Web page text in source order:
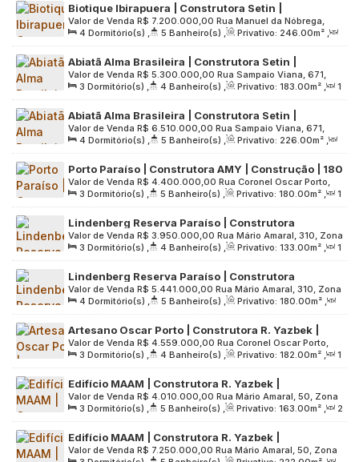
Terreno: 3266.00m²
Biotique Ibirapuera | Construtora Setin |
Construção | 246 metros | 04 suítes | 04 vagas
R$ 7.200.000,00
Valor de Venda
Rua Manuel da Nóbrega,
778, Zona Sul, 04001-002, Paraíso, São Paulo, São Paulo,
Brasil
4 Dormitório(s) , 5 Banheiro(s) , Privativo: 246.00m² ,
2 Sala(s) , 4 Suíte(s) , 4 Vaga(s) , Útil: 246.00m² ,
Terreno: 2575 .00m²
Abiatã Alma Brasileira | Construtora Setin |
Construção | 183 metros | 03 suítes | depósito |
hall privativo | 03 vagas
R$ 5.300.000,00
Valor de Venda
Rua Sampaio Viana, 671,
Zona Sul, 04004-002, Paraíso, São Paulo, São Paulo, Brasil
3 Dormitório(s) , 4 Banheiro(s) , Privativo: 183.00m² ,
1
Sala(s) , 3 Suíte(s) , 3 Vaga(s) , Útil: 183.00m² ,
Terreno: 2613.00m²
Abiatã Alma Brasileira | Construtora Setin |
Construção | 226 metros | 04 dormitórios | 02
suítes | depósito | hall privativo | 03 vagas
R$ 6.510.000,00
Valor de Venda
Rua Sampaio Viana, 671,
Zona Sul, 04004-002, Paraíso, São Paulo, São Paulo, Brasil
4 Dormitório(s) , 5 Banheiro(s) , Privativo: 226.00m² ,
1 Sala(s) , 2 Suíte(s) , 3 Vaga(s) , Útil: 226.00m² ,
Terreno: 2613.00 m²
Porto Paraíso | Construtora AMY | Construção | 180
metros | 03 suítes | hall privativo | 03 vagas
R$ 4.400.000,00
Valor de Venda
Rua Coronel Oscar Porto,
629, Zona Sul, 04003-002, Paraíso, São Paulo, São Paulo,
Brasil
3 Dormitório(s) , 5 Banheiro(s) , Privativo: 180.00m² ,
1
Sala(s) , 3 Suíte(s) , 3 Vaga(s) , Útil: 180.00m² ,
Terreno: 1326.00m²
Lindenberg Reserva Paraíso | Construtora
Lindenberg | Construção | 133 metros | 03 suítes |
varanda gourmet | 02 vagas
R$ 3.950.000,00
Valor de Venda
Rua Mário Amaral, 310, Zona
Sul, 04002-021, Paraíso, São Paulo, São Paulo, Brasil
3 Dormitório(s) , 4 Banheiro(s) , Privativo: 133.00m² ,
1
Sala(s) , 3 Suíte(s) , 2 Vaga(s) , Útil: 133.00m² ,
Terreno: 1782.00m²
Lindenberg Reserva Paraíso | Construtora
Lindenberg | Construção | 180 metros | 04
dormitórios | 02 suítes | varanda gourmet | 03
R$ 5.441.000,00
Valor de Venda
Rua Mário Amaral, 310, Zona
Sul, 04002-021, Paraíso, São Paulo, São Paulo, Brasil
4 Dormitório(s) , 5 Banheiro(s) , Privativo: 180.00m² ,
2 Sala(s) , 2 Suíte(s) , 3 Vaga(s) , Útil: 180.00m² ,
Terreno: 1782.00m²
Artesano Oscar Porto | Construtora R. Yazbek |
Pronto para Morar | 182 metros | 03 suítes | hall
privativo | 02 vagas
R$ 4.559.000,00
Valor de Venda
Rua Coronel Oscar Porto,
507, Zona Sul, 04003-002, Paraíso, São Paulo, São Paulo,
Brasil
3 Dormitório(s) , 4 Banheiro(s) , Privativo: 182.00m² ,
1
Sala(s) , 3 Suíte(s) , 2 Vaga(s) , Útil: 182.00m² ,
Terreno: 1997.00 m²
Edifício MAAM | Construtora R. Yazbek |
Construção | 163 metros | 03 suítes | hall privativo
| 02 vagas
R$ 4.010.000,00
Valor de Venda
Rua Mário Amaral, 50, Zona
Sul, 04002-020, Paraíso, São Paulo, São Paulo, Brasil
3 Dormitório(s) , 5 Banheiro(s) , Privativo: 163.00m² ,
2
Sala(s) , 3 Suíte(s) , 2 Vaga(s) , Útil: 163.00m² ,
Terreno: 3750.00 m²
Edifício MAAM | Construtora R. Yazbek |
Construção | 222 metros | 03 suítes | hall privativo
R$ 7.250.000,00
Valor de Venda
Rua Mário Amaral, 50, Zona